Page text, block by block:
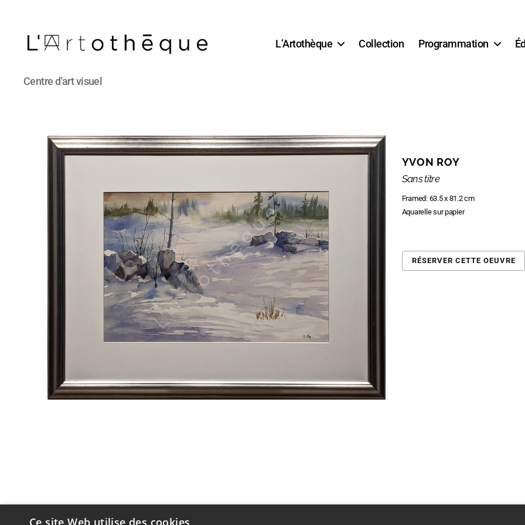
L'Artothèque
Centre d'art visuel
L’Artothèque Collection Programmation
YVON ROY
Sans titre
Framed: 63.5 x 81.2 cm
Aquarelle sur papier
RÉSERVER CETTE OEUVRE
Ce site Web utilise des cookies